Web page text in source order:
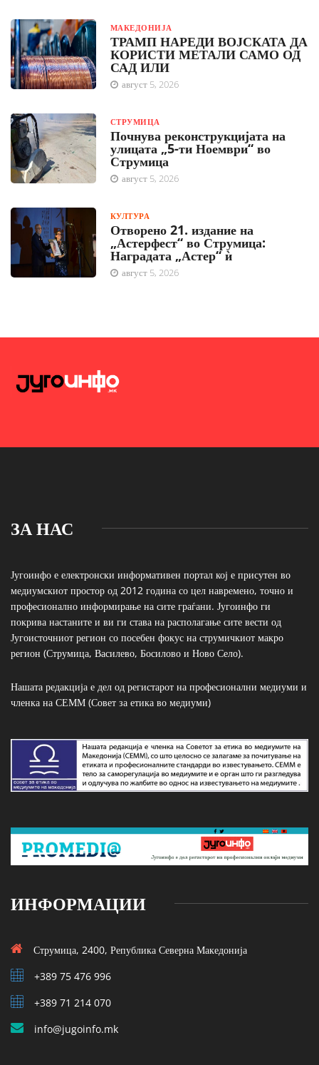
МАКЕДОНИЈА
ТРАМП НАРЕДИ ВОЈСКАТА ДА
КОРИСТИ МЕТАЛИ САМО ОД
САД ИЛИ
август 5, 2026
СТРУМИЦА
Почнува реконструкцијата на
улицата „5-ти Ноември“ во
Струмица
август 5, 2026
КУЛТУРА
Отворено 21. издание на
„Астерфест“ во Струмица:
Наградата „Астер“ ѝ
август 5, 2026
ЗА НАС
Југоинфо е електронски информативен портал кој е присутен во
медиумскиот простор од 2012 година со цел навремено, точно и
професионално информирање на сите граѓани. Југоинфо ги
покрива настаните и ви ги става на располагање сите вести од
Југоисточниот регион со посебен фокус на струмичкиот макро
регион (Струмица, Василево, Босилово и Ново Село).
Нашата редакција е дел од регистарот на професионални медиуми и
членка на СЕММ (Совет за етика во медиуми)
ИНФОРМАЦИИ
Струмица, 2400, Република Северна Македонија
+389 75 476 996
+389 71 214 070
info@jugoinfo.mk